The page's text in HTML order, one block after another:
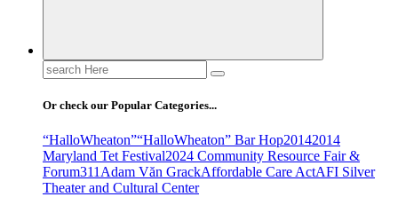
Search
for:
Or check our Popular Categories...
“HalloWheaton”“HalloWheaton” Bar Hop20142014
Maryland Tet Festival2024 Community Resource Fair &
Forum311Adam Văn GrackAffordable Care ActAFI Silver
Theater and Cultural Center